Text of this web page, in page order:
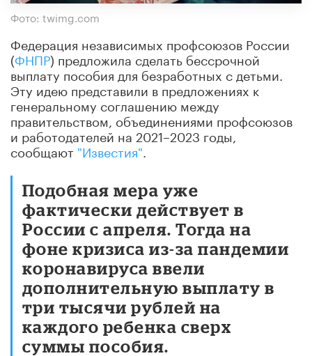
Фото: twimg.com
Федерация независимых профсоюзов России
(ФНПР) предложила сделать бессрочной
выплату пособия для безработных с детьми.
Эту идею представили в предложениях к
генеральному соглашению между
правительством, объединениями профсоюзов
и работодателей на 2021–2023 годы,
сообщают "Известия"
Подобная мера уже
фактически действует в
России с апреля. Тогда на
фоне кризиса из-за пандемии
коронавируса ввели
дополнительную выплату в
три тысячи рублей на
каждого ребенка сверх
суммы пособия.